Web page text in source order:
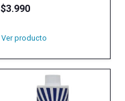
$3.990
Ver producto